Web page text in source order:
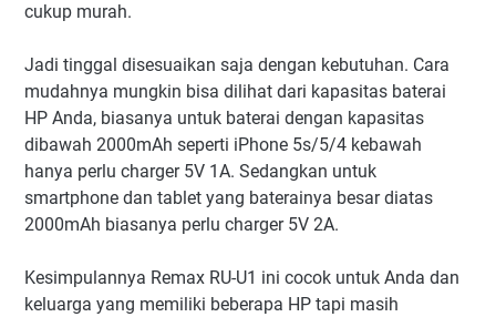
cukup murah.
Jadi tinggal disesuaikan saja dengan kebutuhan. Cara
mudahnya mungkin bisa dilihat dari kapasitas baterai
HP Anda, biasanya untuk baterai dengan kapasitas
dibawah 2000mAh seperti iPhone 5s/5/4 kebawah
hanya perlu charger 5V 1A. Sedangkan untuk
smartphone dan tablet yang baterainya besar diatas
2000mAh biasanya perlu charger 5V 2A.
Kesimpulannya Remax RU-U1 ini cocok untuk Anda dan
keluarga yang memiliki beberapa HP tapi masih